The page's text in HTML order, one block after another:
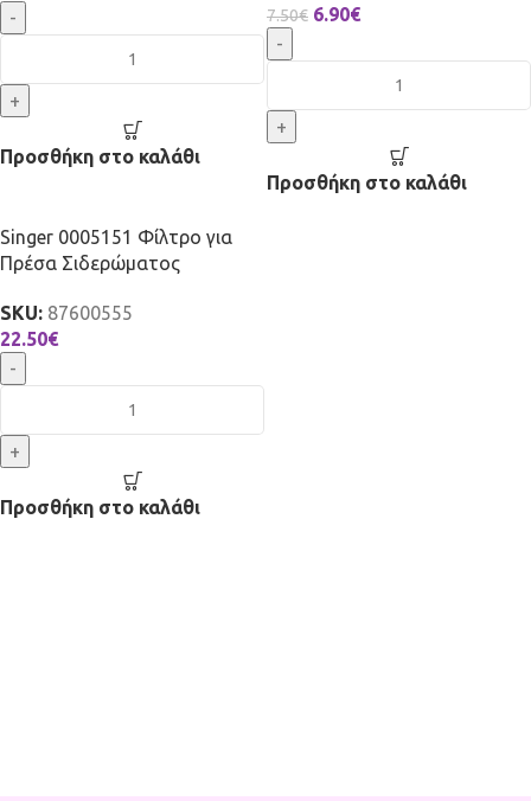
-
+
Προσθήκη στο καλάθι
7.50€ 6.90€
-
+
Προσθήκη στο καλάθι
Singer 0005151 Φίλτρο για
Πρέσα Σιδερώματος
SKU: 87600555
22.50€
-
+
Προσθήκη στο καλάθι